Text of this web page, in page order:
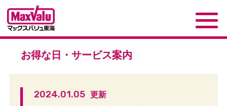
お得な日・サービス案内
2024.01.05 更新